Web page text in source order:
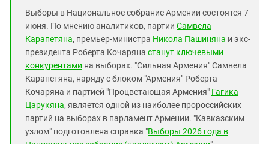
Выборы в Национальное собрание Армении состоятся 7
июня. По мнению аналитиков, партии Самвела
Карапетяна, премьер-министра Никола Пашиняна и экс-
президента Роберта Кочаряна станут ключевыми
конкурентами на выборах. "Сильная Армения" Самвела
Карапетяна, наряду с блоком "Армения" Роберта
Кочаряна и партией "Процветающая Армения" Гагика
Царукяна, является одной из наиболее пророссийских
партий на выборах в парламент Армении. "Кавказским
узлом" подготовлена справка "Выборы 2026 года в